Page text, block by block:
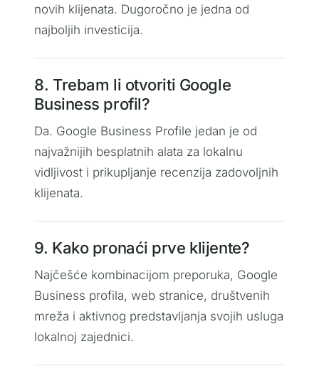
novih klijenata. Dugoročno je jedna od
najboljih investicija.
8. Trebam li otvoriti Google
Business profil?
Da. Google Business Profile jedan je od
najvažnijih besplatnih alata za lokalnu
vidljivost i prikupljanje recenzija zadovoljnih
klijenata.
9. Kako pronaći prve klijente?
Najčešće kombinacijom preporuka, Google
Business profila, web stranice, društvenih
mreža i aktivnog predstavljanja svojih usluga
lokalnoj zajednici.